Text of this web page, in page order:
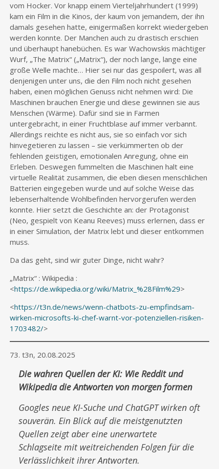
vom Hocker. Vor knapp einem Vierteljahrhundert (1999)
kam ein Film in die Kinos, der kaum von jemandem, der ihn
damals gesehen hatte, einigermaßen korrekt wiedergeben
werden konnte. Der Manchen auch zu drastisch erschien
und überhaupt hanebüchen. Es war Wachowskis mächtiger
Wurf, „The Matrix“ („Matrix“), der noch lange, lange eine
große Welle machte… Hier sei nur das gespoilert, was all
denjenigen unter uns, die den Film noch nicht gesehen
haben, einen möglichen Genuss nicht nehmen wird: Die
Maschinen brauchen Energie und diese gewinnen sie aus
Menschen (Wärme). Dafür sind sie in Farmen
untergebracht, in einer Fruchtblase auf immer verbannt.
Allerdings reichte es nicht aus, sie so einfach vor sich
hinvegetieren zu lassen – sie verkümmerten ob der
fehlenden geistigen, emotionalen Anregung, ohne ein
Erleben. Deswegen fummelten die Maschinen halt eine
virtuelle Realität zusammen, die eben diesen menschlichen
Batterien eingegeben wurde und auf solche Weise das
lebenserhaltende Wohlbefinden hervorgerufen werden
konnte. Hier setzt die Geschichte an: der Protagonist
(Neo, gespielt von Keanu Reeves) muss erlernen, dass er
in einer Simulation, der Matrix lebt und dieser entkommen
muss.
Da das geht, sind wir guter Dinge, nicht wahr?
„Matrix“ : Wikipedia :
<https://de.wikipedia.org/wiki/Matrix_%28Film%29>
<https://t3n.de/news/wenn-chatbots-zu-empfindsam-
wirken-microsofts-ki-chef-warnt-vor-potenziellen-risiken-
1703482/>
73. t3n, 20.08.2025
Die wahren Quellen der KI: Wie Reddit und
Wikipedia die Antworten von morgen formen
Googles neue KI-Suche und ChatGPT wirken oft
souverän. Ein Blick auf die meistgenutzten
Quellen zeigt aber eine unerwartete
Schlagseite mit weitreichenden Folgen für die
Verlässlichkeit ihrer Antworten.